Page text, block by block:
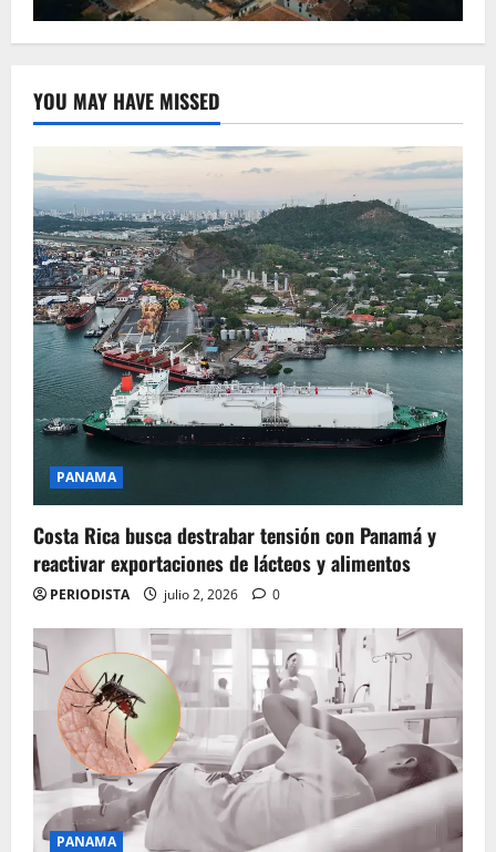
YOU MAY HAVE MISSED
PANAMA
Costa Rica busca destrabar tensión con Panamá y
reactivar exportaciones de lácteos y alimentos
PERIODISTA julio 2, 2026 0
PANAMA